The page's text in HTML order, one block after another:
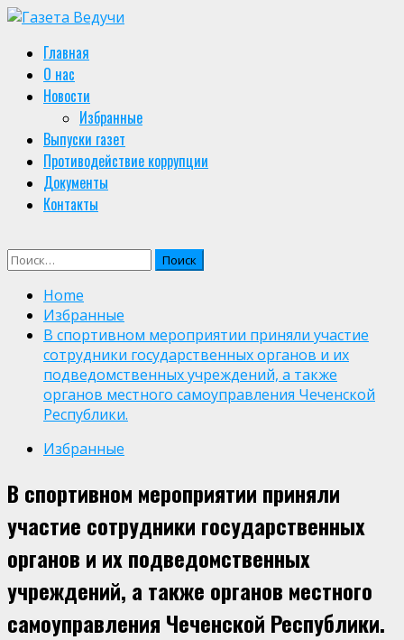
Skip
content
Primary
Menu
Главная
О нас
Новости
Избранные
Выпуски газет
Противодействие коррупции
Документы
Контакты
Найти:
Home
Избранные
В спортивном мероприятии приняли участие
сотрудники государственных органов и их
подведомственных учреждений, а также
органов местного самоуправления Чеченской
Республики.
Избранные
В спортивном мероприятии приняли
участие сотрудники государственных
органов и их подведомственных
учреждений, а также органов местного
самоуправления Чеченской Республики.